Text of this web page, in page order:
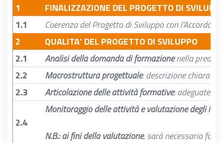
1
FINALIZZAZIONE DEL PROGETTO DI
1.1
Coerenza del Progetto di Sviluppo con
2
QUALITA’ DEL PROGETTO DI SVILUPPO
2.1
Analisi della domanda di formazionenella
2.2
Macrostruttura progettuale: descrizione chiara e
2.3
Articolazione delle attività formative:
2.4
Monitoraggio delle attività e valutazione degli
N.B.: ai fini della valutazione, sarà necessario